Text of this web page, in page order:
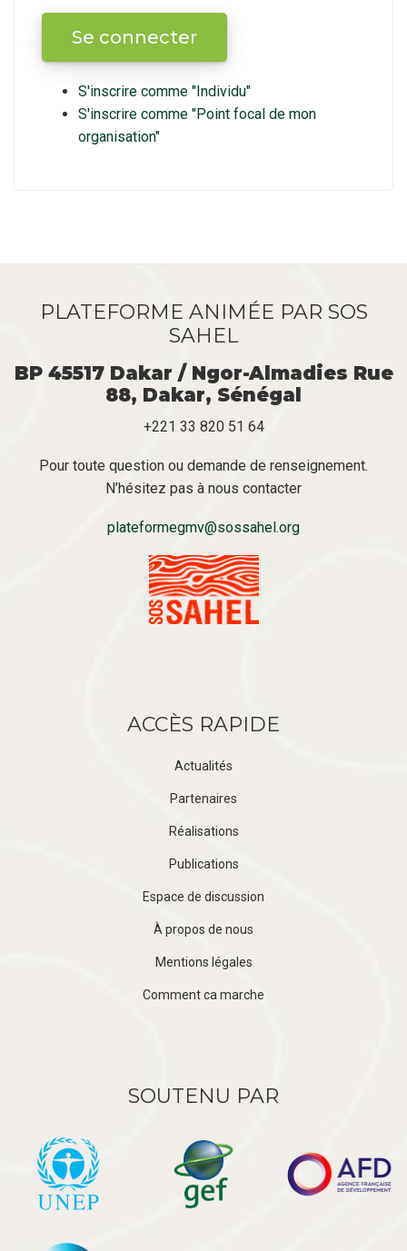
S'inscrire comme "Individu"
S'inscrire comme "Point focal de mon
organisation"
PLATEFORME ANIMÉE PAR SOS
SAHEL
BP 45517 Dakar / Ngor-Almadies Rue
88, Dakar, Sénégal
+221 33 820 51 64
Pour toute question ou demande de renseignement.
N’hésitez pas à nous contacter
plateformegmv@sossahel.org
ACCÈS RAPIDE
Actualités
Partenaires
Réalisations
Publications
Espace de discussion
À propos de nous
Mentions légales
Comment ca marche
SOUTENU PAR